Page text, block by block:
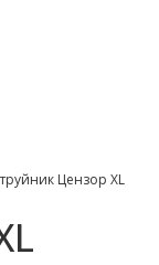
Цензор XL